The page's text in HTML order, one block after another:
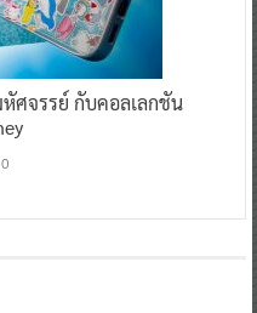
ศจรรย์ กับคอลเลกชัน
0